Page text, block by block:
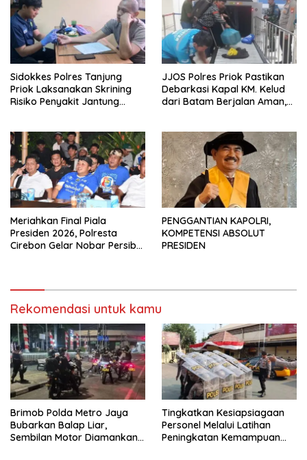
Sidokkes Polres Tanjung
Priok Laksanakan Skrining
Risiko Penyakit Jantung
JJOS Polres Priok Pastikan
Debarkasi Kapal KM. Kelud
dari Batam Berjalan Aman,
Meriahkan Final Piala
Presiden 2026, Polresta
Cirebon Gelar Nobar Persib
PENGGANTIAN KAPOLRI,
KOMPETENSI ABSOLUT
PRESIDEN
Rekomendasi untuk kamu
Brimob Polda Metro Jaya
Bubarkan Balap Liar,
Sembilan Motor Diamankan
Tingkatkan Kesiapsiagaan
Personel Melalui Latihan
Peningkatan Kemampuan